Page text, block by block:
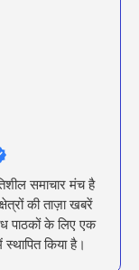
समाचार मंच है
की ताज़ा खबरें
पाठकों के लिए एक
किया है।